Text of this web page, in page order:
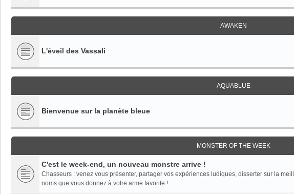
AWAKEN
L'éveil des Vassali
AQUABLUE
Bienvenue sur la planète bleue
MONSTER OF THE WEEK
C'est le week-end, un nouveau monstre arrive !
Chasseurs : venez vous présenter, partager vos expériences ludiques, disserter sur la
noms que vous donnez à votre arme favorite !